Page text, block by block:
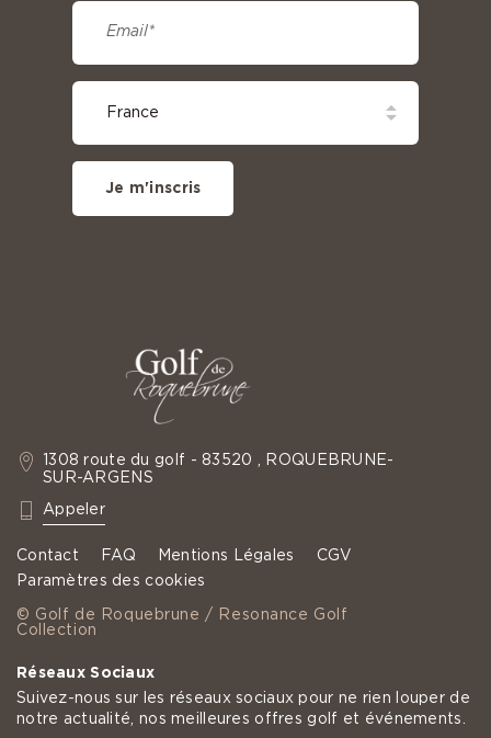
1308 route du golf - 83520 , ROQUEBRUNE-
SUR-ARGENS
: +33 4 94 19 60 35
Appeler
Contact FAQ Mentions Légales
CGV
Paramètres des cookies
© Golf de Roquebrune / Resonance Golf
Collection
Réseaux Sociaux
Suivez-nous sur les réseaux sociaux pour ne rien louper de
notre actualité, nos meilleures offres golf et événements.
Je m'inscris